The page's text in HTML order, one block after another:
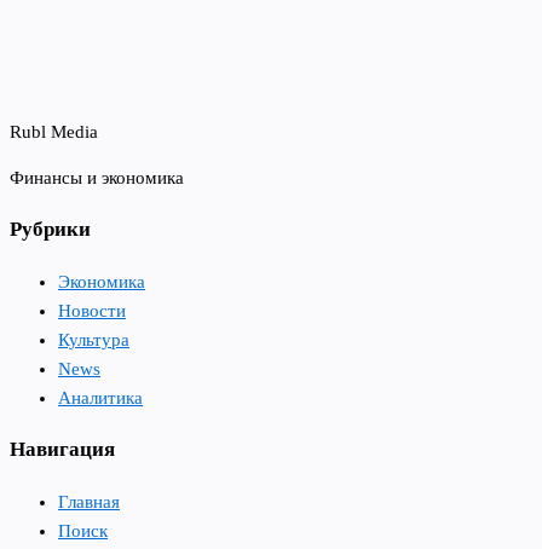
Rubl Media
Финансы и экономика
Рубрики
Экономика
Новости
Культура
News
Аналитика
Навигация
Главная
Поиск